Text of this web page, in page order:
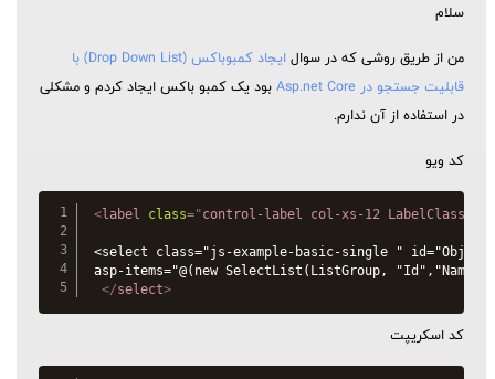
سلام
من از طریق روشی که در سوال
ایجاد کمبوباکس (Drop Down List) با
قابلیت جستجو در Asp.net Core
بود یک کمبو باکس ایجاد کردم و مشکلی
در استفاده از آن ندارم.
کد ویو
<label class="control-label col-xs-12 LabelClass
<select class="js-example-basic-single "
asp-items="@(new SelectList(ListGroup,
</select>
کد اسکریپت